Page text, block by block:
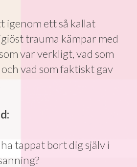
igenom ett så kallat
trauma kämpar med
var verkligt, vad som
vad som faktiskt gav
tappat bort dig själv i